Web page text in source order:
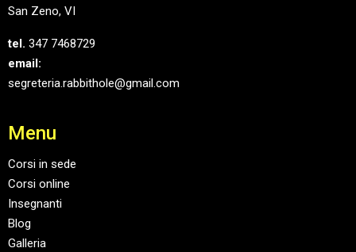
San Zeno, VI
tel. 347 7468729
email:
segreteria.rabbithole@gmail.com
Menu
Corsi in sede
Corsi online
Insegnanti
Blog
Galleria